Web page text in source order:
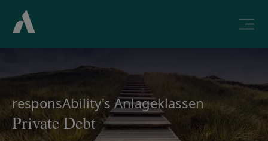
responsAbility's Anlageklassen
Private Debt